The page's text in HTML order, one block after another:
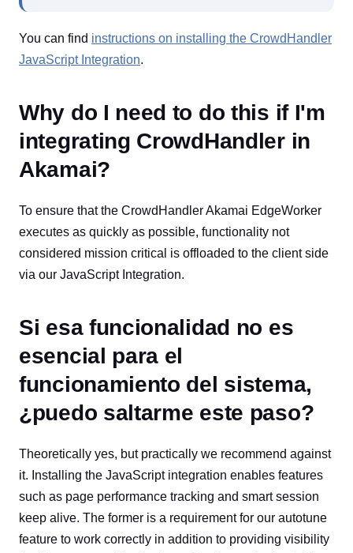
You can find instructions on installing the CrowdHandler
JavaScript Integration.
Why do I need to do this if I'm
integrating CrowdHandler in
Akamai?
To ensure that the CrowdHandler Akamai EdgeWorker
executes as quickly as possible, functionality not
considered mission critical is offloaded to the client side
via our JavaScript Integration.
Si esa funcionalidad no es
esencial para el
funcionamiento del sistema,
¿puedo saltarme este paso?
Theoretically yes, but practically we recommend against
it. Installing the JavaScript integration enables features
such as page performance tracking and smart session
keep alive. The former is a requirement for our autotune
feature to work correctly in addition to providing visibility